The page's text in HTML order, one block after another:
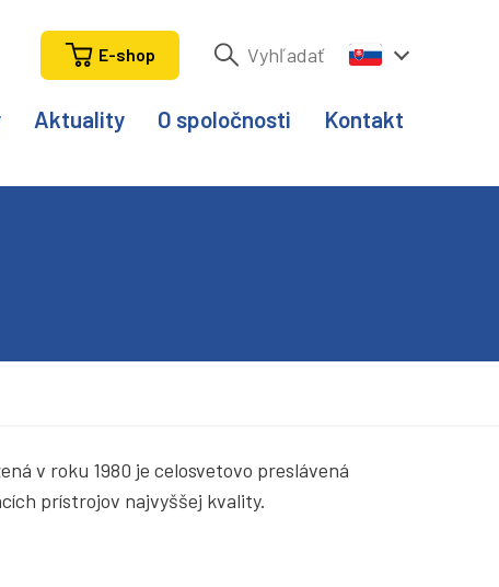
E-shop
Aktuality O spoločnosti Kontakt
v roku 1980 je celosvetovo preslávená
prístrojov najvyššej kvality.